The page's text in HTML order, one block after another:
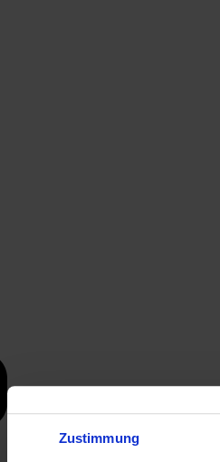
Zustimmung